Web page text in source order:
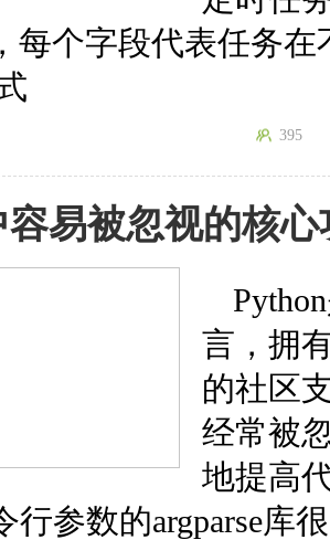
每个字段代表任务
395
容易被忽视的核心
言，拥
的社区
经常被
地提高
行参数的argparse库